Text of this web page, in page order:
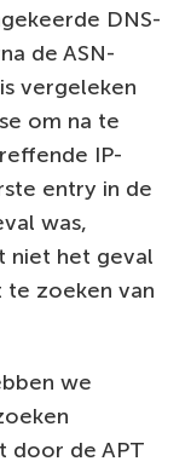
DNS-
de ASN-
vergeleken
om na te
IP-
entry in de
was,
niet het geval
zoeken van
we
door de APT